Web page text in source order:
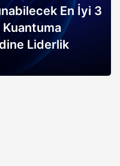
En İyi 3
Liderlik